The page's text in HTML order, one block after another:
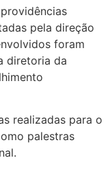
pela direção
foram
diretoria da
realizadas para o
palestras